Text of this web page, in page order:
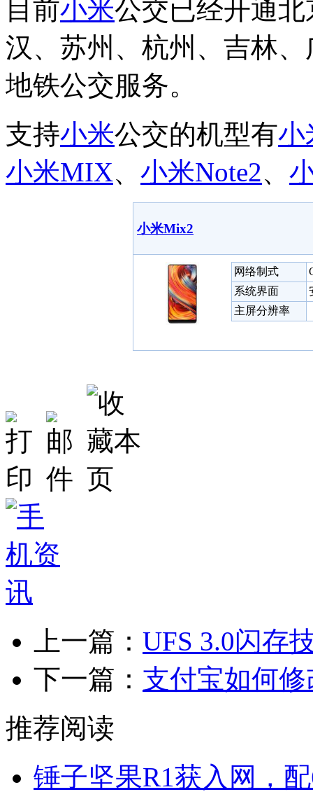
目前小米公交已经开通
汉、苏州、杭州、吉林
地铁公交服务。
支持小米公交的机型有小
小米MIX、 小米Note2、
小米Mix2
网络制式
系统界面
主屏分辨率
上一篇： UFS 3.0闪存
下一篇： 支付宝如何
推荐阅读
锤子坚果R1获入网，